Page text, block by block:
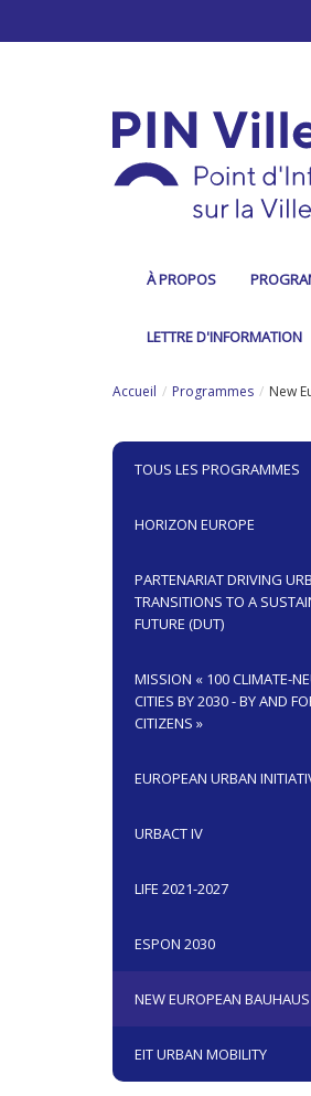
À PROPOS
LETTRE D'INFORMATION
Accueil Programmes New
TOUS LES PROGRAMMES
HORIZON EUROPE
PARTENARIAT DRIVING
TRANSITIONS TO A
FUTURE (DUT)
MISSION « 100 CLIMATE-
CITIES BY 2030 - BY AND
CITIZENS »
EUROPEAN URBAN
URBACT IV
LIFE 2021-2027
ESPON 2030
NEW EUROPEAN
EIT URBAN MOBILITY